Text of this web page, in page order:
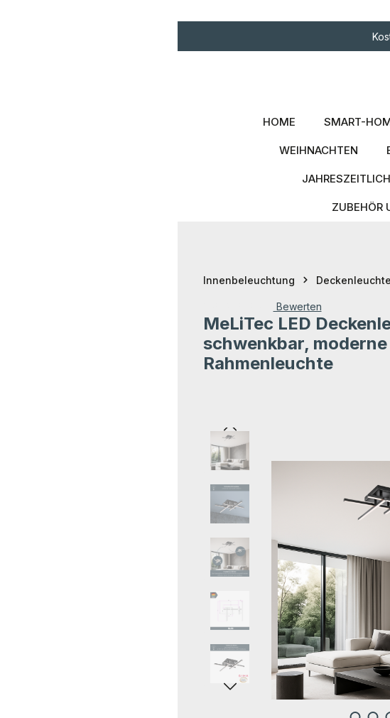
HOME SMART-
WEIHNACHTEN
ZUBEHÖR
Innenbeleuchtung
Durchschnittliche Bewertung von 0 von
Bewerten
MeLiTec LED
schwenkbar,
Rahmenleuchte
Bildergalerie überspringen